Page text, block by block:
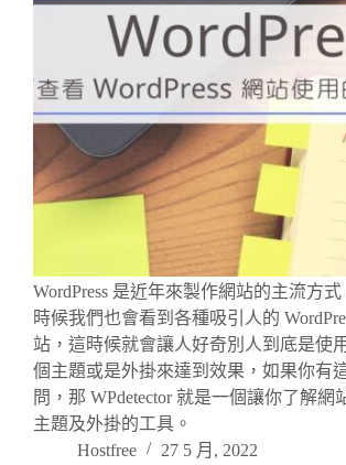
WordPress 是近年來製作網站的主流方
時候我們也會看到各種吸引人的
站，這時候就會讓人好奇別人到底是使
個主題或是外掛來達到效果，如果你有
問，那 WPdetector 就是一個讓你了解網
主題及外掛的工具。
Hostfree
27 5 月, 2022